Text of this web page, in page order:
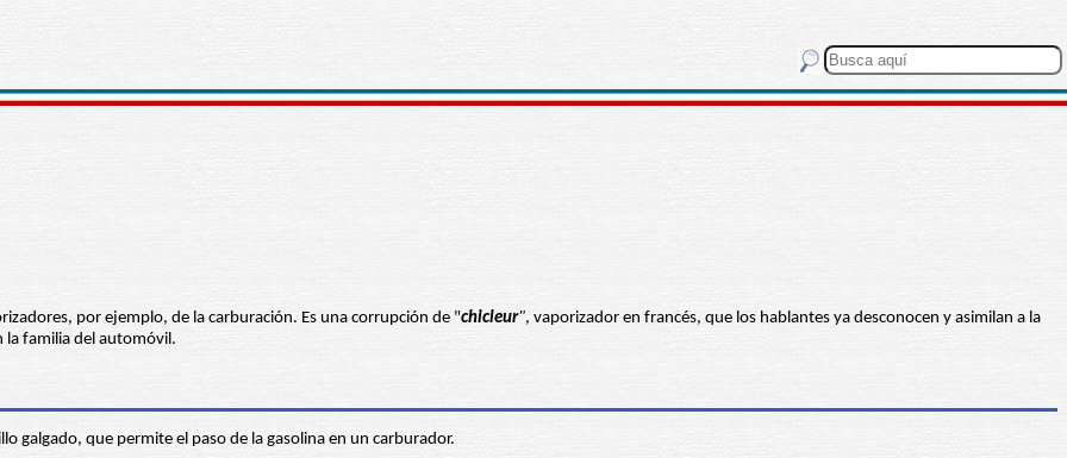
por ejemplo, de la carburación. Es una corrupción de "chicleur", vaporizador en francés, que los hablantes ya desconocen y asimilan a la
la familia del automóvil.
galgado, que permite el paso de la gasolina en un carburador.